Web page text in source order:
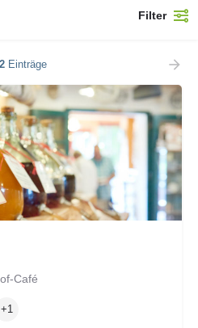
Filter
Einträge
Café
+1